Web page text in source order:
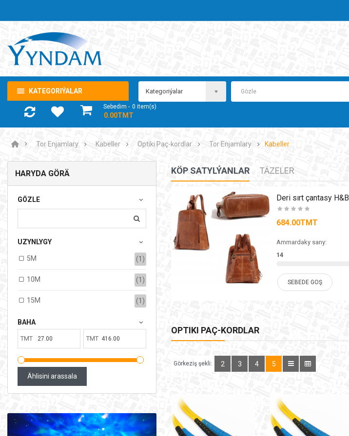
KATEGORIÝALAR Kategoriýalar
Sebedim 0 item(s)
- 0.00TMT
Tor Enjamlary Kabeller Optiki Paç-kordlar Tor Enjamlary Kabeller
HARYDA GÖRÄ
GÖZLE
UZYNLYGY
5M (1)
10M (1)
15M (1)
BAHA
TMT TMT
Ählisini arassala
KÖP SATYLÝANLAR TÄZELER
Noutbuk Samsung Galaxy Book4 360
Ammardaky sany: Satylan:
Deri sırt çantasy H&B
684.00TMT
Ammardaky sany:
14
SEBEDE GOŞ
OPTIKI PAÇ-KORDLAR
Görkeziş şekli: 2 3 4 5